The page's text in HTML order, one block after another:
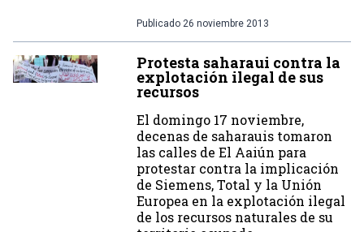
Publicado 26 noviembre 2013
Protesta saharaui contra la
explotación ilegal de sus
recursos
El domingo 17 noviembre,
decenas de saharauis tomaron
las calles de El Aaiún para
protestar contra la implicación
de Siemens, Total y la Unión
Europea en la explotación ilegal
de los recursos naturales de su